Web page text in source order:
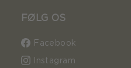
FØLG OS
Facebook
Instagram